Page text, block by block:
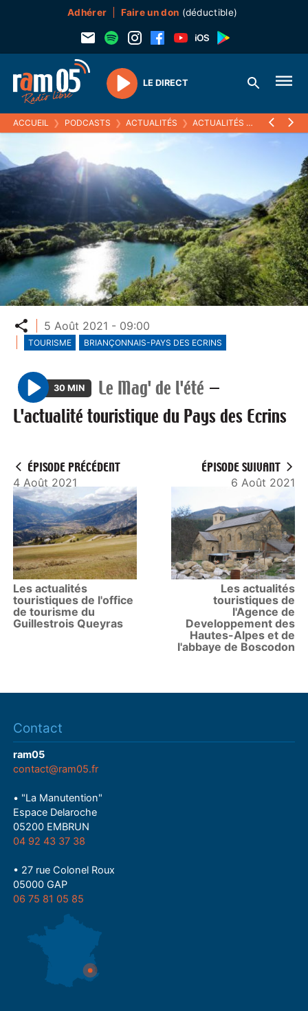
Adhérer Faire un don (déductible)
Play
LE DIRECT
ACCUEIL ❯ PODCASTS ❯ ACTUALITÉS ❯ ACTUALITÉS (ARCHIVES)
Partager
5 Août 2021 - 09:00
TOURISME BRIANÇONNAIS-PAYS DES ECRINS
P
l
30 MIN Le Mag' de l'été —
L'actualité touristique du Pays des Ecrins
ÉPISODE PRÉCÉDENT
4 Août 2021
Les actualités
touristiques de l'office
de tourisme du
Guillestrois Queyras
ÉPISODE SUIVANT
6 Août 2021
Les actualités
touristiques de
l'Agence de
Developpement des
Hautes-Alpes et de
l'abbaye de Boscodon
Contact
ram05
contact@ram05.fr
• "La Manutention"
Espace Delaroche
05200 EMBRUN
04 92 43 37 38
• 27 rue Colonel Roux
05000 GAP
06 75 81 05 85